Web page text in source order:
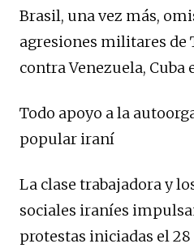
Brasil, una vez más,
agresiones militares de
contra Venezuela, Cuba
Todo apoyo a la
popular iraní
La clase trabajadora y
sociales iraníes
protestas iniciadas el